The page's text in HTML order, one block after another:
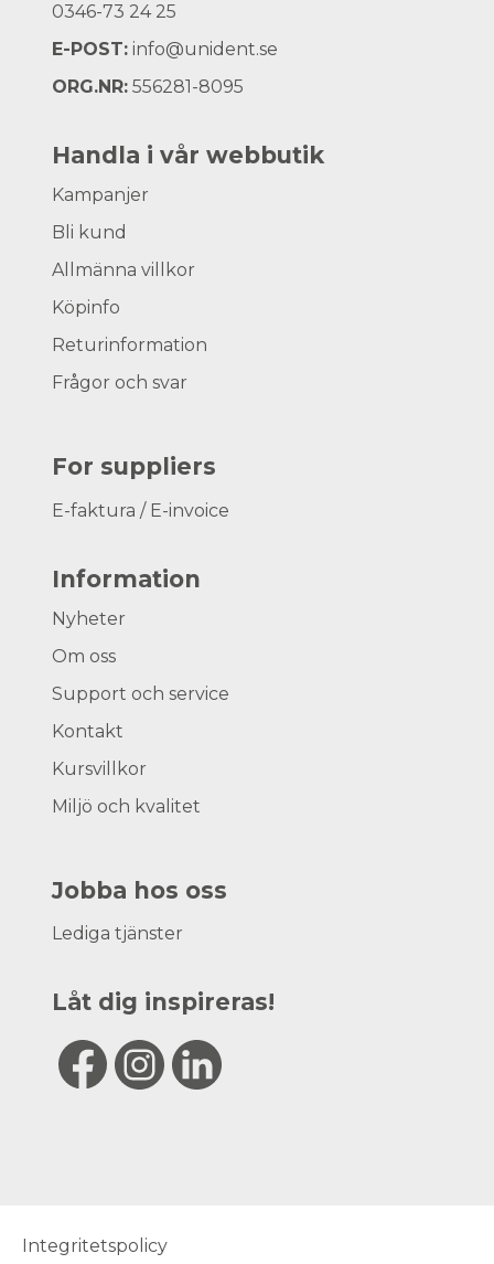
0346-73 24 25
E-POST: info@unident.se
ORG.NR: 556281-8095
Handla i vår webbutik
Kampanjer
Bli kund
Allmänna villkor
Köpinfo
Returinformation
Frågor och svar
For suppliers
E-faktura / E-invoice
Information
Nyheter
Om oss
Support och service
Kontakt
Kursvillkor
Miljö och kvalitet
Jobba hos oss
Lediga tjänster
Låt dig inspireras!
Integritetspolicy